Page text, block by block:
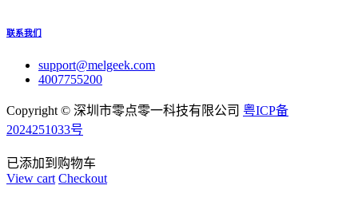
联系我们
support@melgeek.com
4007755200
Copyright © 深圳市零点零一科技有限公司 粤ICP备
2024251033号
已添加到购物车
View cart Checkout